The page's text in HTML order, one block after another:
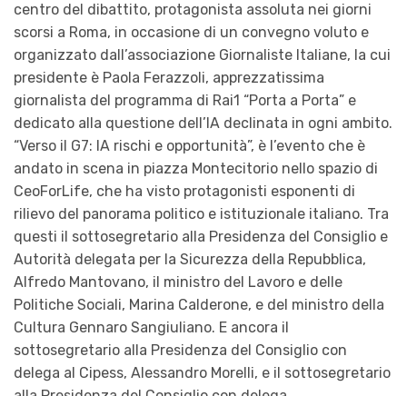
centro del dibattito, protagonista assoluta nei giorni
scorsi a Roma, in occasione di un convegno voluto e
organizzato dall’associazione Giornaliste Italiane, la cui
presidente è Paola Ferazzoli, apprezzatissima
giornalista del programma di Rai1 “Porta a Porta” e
dedicato alla questione dell’IA declinata in ogni ambito.
“Verso il G7: IA rischi e opportunità”, è l’evento che è
andato in scena in piazza Montecitorio nello spazio di
CeoForLife, che ha visto protagonisti esponenti di
rilievo del panorama politico e istituzionale italiano. Tra
questi il sottosegretario alla Presidenza del Consiglio e
Autorità delegata per la Sicurezza della Repubblica,
Alfredo Mantovano, il ministro del Lavoro e delle
Politiche Sociali, Marina Calderone, e del ministro della
Cultura Gennaro Sangiuliano. E ancora il
sottosegretario alla Presidenza del Consiglio con
delega al Cipess, Alessandro Morelli, e il sottosegretario